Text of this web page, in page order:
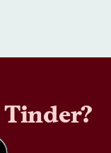
Tinder?